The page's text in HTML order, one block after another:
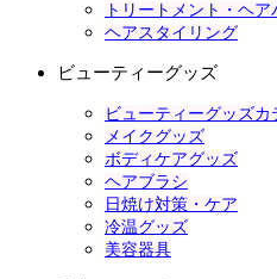
トリートメント・ヘア
ヘアスタイリング
ビューティーグッズ
ビューティーグッズカ
メイクグッズ
ボディケアグッズ
ヘアブラシ
日焼け対策・ケア
冷温グッズ
美容器具